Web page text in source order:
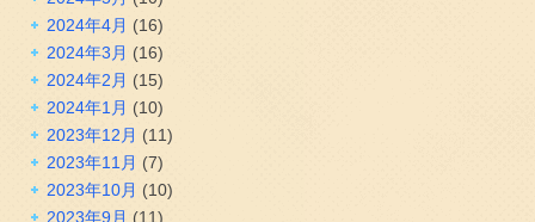
2024年4月 (16)
2024年3月 (16)
2024年2月 (15)
2024年1月 (10)
2023年12月 (11)
2023年11月 (7)
2023年10月 (10)
2023年9月 (11)